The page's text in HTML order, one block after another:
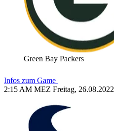
Green Bay Packers
Infos zum Game
2:15 AM MEZ Freitag, 26.08.2022